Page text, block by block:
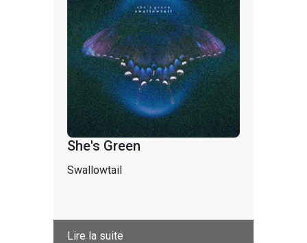
She's Green
Swallowtail
Lire la suite